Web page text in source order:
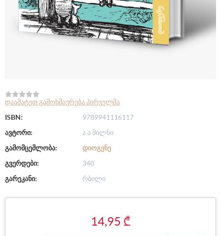
დაამატეთ გამოხმაურება პირველმა
ISBN:
9789941116117
ავტორი:
ა.ა მილნი
გამომცემლობა:
ᲓᲘᲝᲒᲔᲜᲔ
გვერდები:
340
გარეკანი:
რბილი
14,95 ₾